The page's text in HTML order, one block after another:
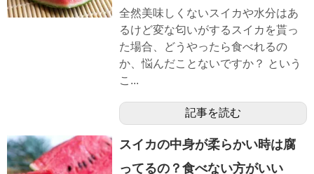
全然美味しくないスイカや水分はあ
るけど変な匂いがするスイカを貰っ
た場合、どうやったら食べれるの
か、悩んだことないですか？ という
こ...
記事を読む
スイカの中身が柔らかい時は腐
ってるの？食べない方がいい